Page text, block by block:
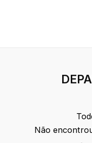
Não